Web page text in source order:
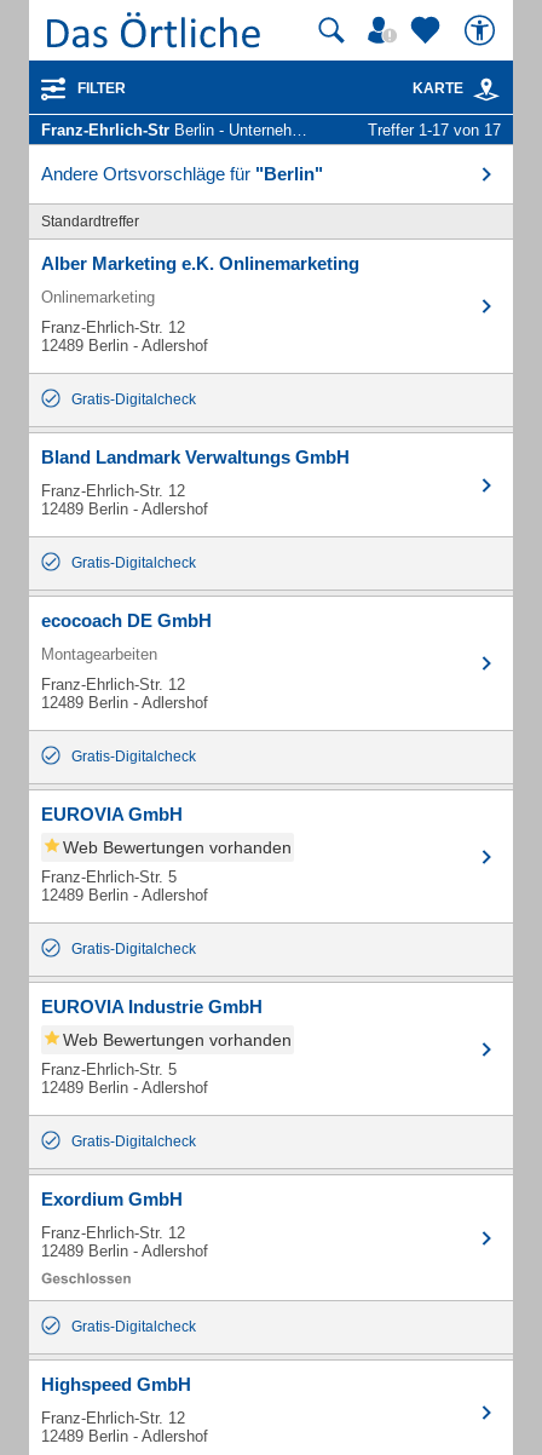
FILTER KARTE
Franz-Ehrlich-Str Berlin - Unternehmen und Personen Treffer 1-17 von 17
Andere Ortsvorschläge für "Berlin"
Standardtreffer
Alber Marketing e.K. Onlinemarketing
Onlinemarketing
Franz-Ehrlich-Str. 12
12489 Berlin - Adlershof
Gratis-Digitalcheck
Bland Landmark Verwaltungs GmbH
Franz-Ehrlich-Str. 12
12489 Berlin - Adlershof
Gratis-Digitalcheck
ecocoach DE GmbH
Montagearbeiten
Franz-Ehrlich-Str. 12
12489 Berlin - Adlershof
Gratis-Digitalcheck
EUROVIA GmbH
Web Bewertungen vorhanden
Franz-Ehrlich-Str. 5
12489 Berlin - Adlershof
Gratis-Digitalcheck
EUROVIA Industrie GmbH
Web Bewertungen vorhanden
Franz-Ehrlich-Str. 5
12489 Berlin - Adlershof
Gratis-Digitalcheck
Exordium GmbH
Franz-Ehrlich-Str. 12
12489 Berlin - Adlershof
Gratis-Digitalcheck
Highspeed GmbH
Franz-Ehrlich-Str. 12
12489 Berlin - Adlershof